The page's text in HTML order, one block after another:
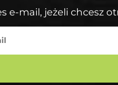
e-mail, jeżeli chcesz